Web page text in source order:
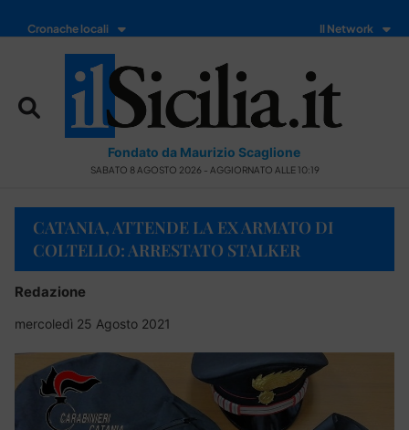
Cronache locali Il Network
Fondato da Maurizio Scaglione
SABATO 8 AGOSTO 2026 - AGGIORNATO ALLE 10:19
CATANIA, ATTENDE LA EX ARMATO DI
COLTELLO: ARRESTATO STALKER
Redazione
mercoledì 25 Agosto 2021